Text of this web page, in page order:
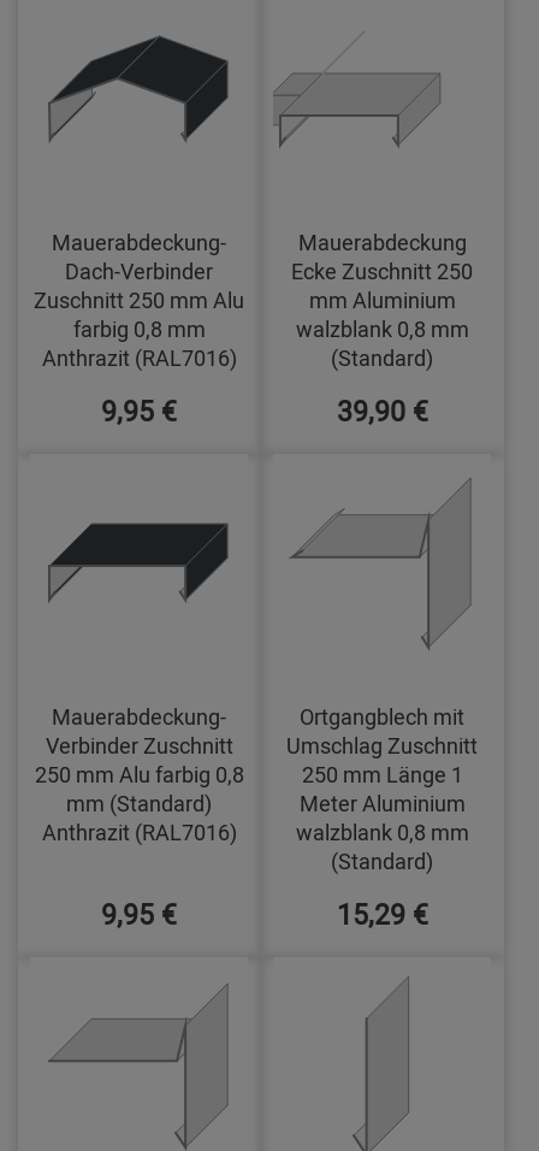
Mauerabdeckung-
Dach-Verbinder
Zuschnitt 250 mm Alu
farbig 0,8 mm
Anthrazit (RAL7016)
9,95 €
Mauerabdeckung
Ecke Zuschnitt 250
mm Aluminium
walzblank 0,8 mm
(Standard)
39,90 €
Mauerabdeckung-
Verbinder Zuschnitt
250 mm Alu farbig 0,8
mm (Standard)
Anthrazit (RAL7016)
9,95 €
Ortgangblech mit
Umschlag Zuschnitt
250 mm Länge 1
Meter Aluminium
walzblank 0,8 mm
(Standard)
15,29 €